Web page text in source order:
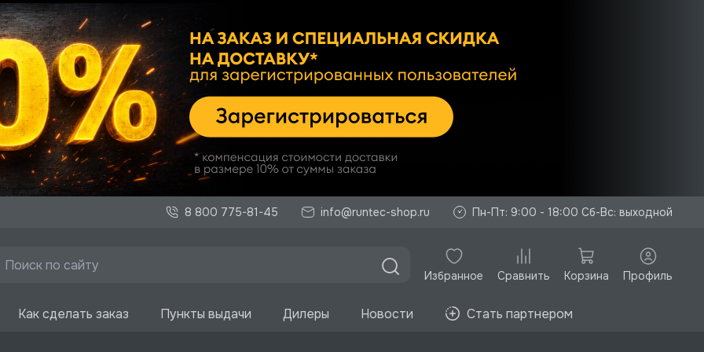
8 800 775-81-45 info@runtec-shop.ru Пн-Пт: 9:00 - 18:00 Сб-Вс: выходной
Избранное Сравнить Корзина Профиль
Как сделать заказ Пункты выдачи Дилеры Новости Стать партнером